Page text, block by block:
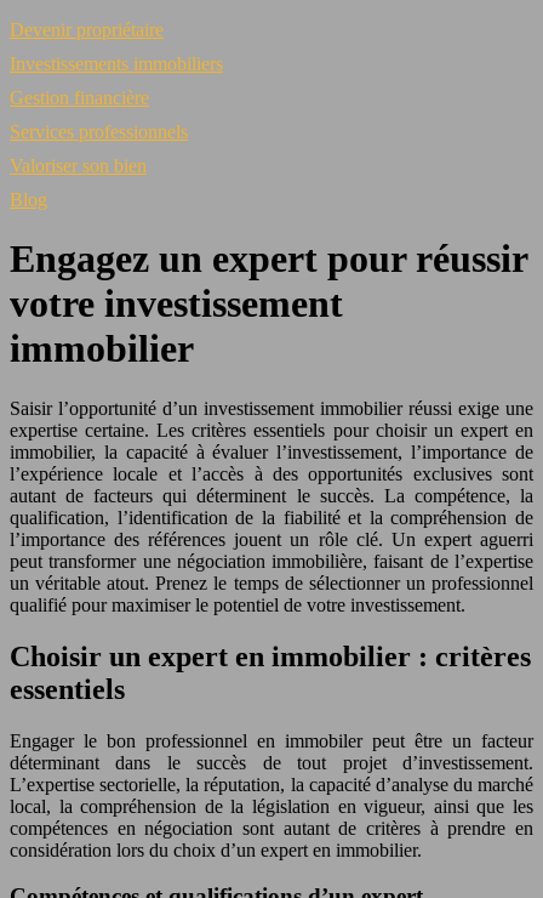
Devenir propriétaire
Investissements immobiliers
Gestion financière
Services professionnels
Valoriser son bien
Blog
Engagez un expert pour réussir
votre investissement
immobilier
Saisir l’opportunité d’un investissement immobilier réussi exige une
expertise certaine. Les critères essentiels pour choisir un expert en
immobilier, la capacité à évaluer l’investissement, l’importance de
l’expérience locale et l’accès à des opportunités exclusives sont
autant de facteurs qui déterminent le succès. La compétence, la
qualification, l’identification de la fiabilité et la compréhension de
l’importance des références jouent un rôle clé. Un expert aguerri
peut transformer une négociation immobilière, faisant de l’expertise
un véritable atout. Prenez le temps de sélectionner un professionnel
qualifié pour maximiser le potentiel de votre investissement.
Choisir un expert en immobilier : critères
essentiels
Engager le bon professionnel en immobiler peut être un facteur
déterminant dans le succès de tout projet d’investissement.
L’expertise sectorielle, la réputation, la capacité d’analyse du marché
local, la compréhension de la législation en vigueur, ainsi que les
compétences en négociation sont autant de critères à prendre en
considération lors du choix d’un expert en immobilier.